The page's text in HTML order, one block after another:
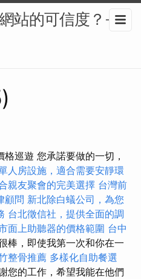
站的可信度？-網
巡遊 您承諾要做的一切，
人房設施，適合需要安靜環
親友聚會的完美選擇 台灣前
顧問 新北除白蟻公司，為您
台北徵信社，提供全面的調
面上助聽器的價格範圍 台中
棒，即使我第一次和你在一
整骨推薦 多樣化自助餐選
您的工作，希望我能在他們